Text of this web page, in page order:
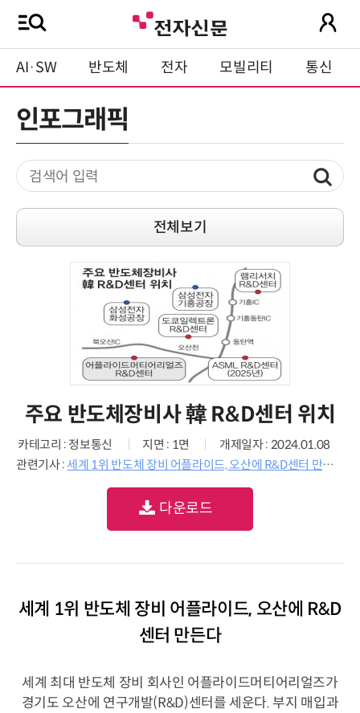
AI·SW 반도체 전자 모빌리티 통신
인포그래픽
전체보기
주요 반도체장비사 韓 R&D센터 위치
카테고리 : 정보통신 지면 : 1면
개제일자 : 2024.01.08
관련기사 : 세계 1위 반도체 장비 어플라이드, 오산에 R&D센터 만든다
다운로드
세계 1위 반도체 장비 어플라이드, 오산에 R&D
센터 만든다
세계 최대 반도체 장비 회사인 어플라이드머티어리얼즈가
경기도 오산에 연구개발(R&D)센터를 세운다. 부지 매입과